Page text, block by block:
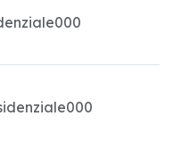
000
000